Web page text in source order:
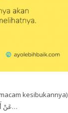
kesibukannya)
adalah jihad bagi wanita. عَنْ أَنَسٍ، رَضِيَ اللَّهُ عَنْهُ، قَالَ: جِئْنَ النِّسَاءُ…